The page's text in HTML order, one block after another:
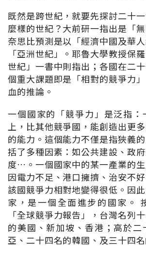
既然是跨世紀，就要先探討二十
麼樣的世紀？大前研一指出是「
奈思比預測是以「經濟中國及華
「亞洲世紀」。耶魯大學教授保
世紀」一書中則指出；各國在二
個重大課題即是「相對的競爭力
血的推論。
一個國家的「競爭力」是泛指：
上，比其他競爭國，能創造出更
的能力。這個能力不僅是指狹義
括了多種因素：如公共建設、政
度…。一個國家中的某一產業的
因電力不足、港口擁擠、治安不
該國競爭力相對地變得很低。因
家，是一個全面進步的國家。
「全球競爭力報告」，台灣名列
的美國、新加坡、香港；高於二
亞、二十四名的韓國、及三十四